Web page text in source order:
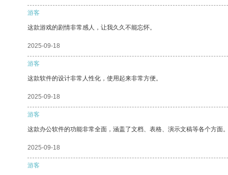
游客
这款游戏的剧情非常感人，让我久久不能忘怀。
2025-09-18
游客
这款软件的设计非常人性化，使用起来非常方便。
2025-09-18
游客
这款办公软件的功能非常全面，涵盖了文档、表格、演示文稿等各个方面
2025-09-18
游客